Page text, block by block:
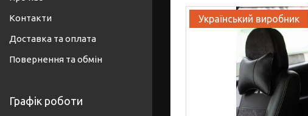
Український виробник
Контакти
Доставка та оплата
Повернення та обмін
Графік роботи